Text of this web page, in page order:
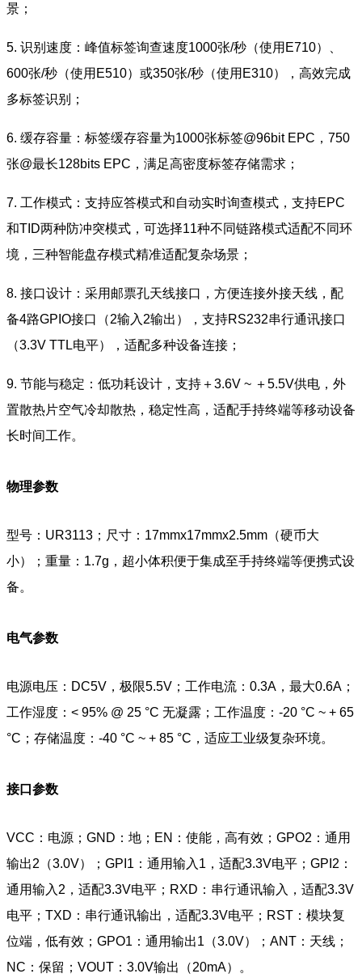
景；
5. 识别速度：峰值标签询查速度1000张/秒（使用E710）、
600张/秒（使用E510）或350张/秒（使用E310），高效完成
多标签识别；
6. 缓存容量：标签缓存容量为1000张标签@96bit EPC，750
张@最长128bits EPC，满足高密度标签存储需求；
7. 工作模式：支持应答模式和自动实时询查模式，支持EPC
和TID两种防冲突模式，可选择11种不同链路模式适配不同环
境，三种智能盘存模式精准适配复杂场景；
8. 接口设计：采用邮票孔天线接口，方便连接外接天线，配
备4路GPIO接口（2输入2输出），支持RS232串行通讯接口
（3.3V TTL电平），适配多种设备连接；
9. 节能与稳定：低功耗设计，支持＋3.6V ~ ＋5.5V供电，外
置散热片空气冷却散热，稳定性高，适配手持终端等移动设备
长时间工作。
物理参数
型号：UR3113；尺寸：17mmx17mmx2.5mm（硬币大
小）；重量：1.7g，超小体积便于集成至手持终端等便携式设
备。
电气参数
电源电压：DC5V，极限5.5V；工作电流：0.3A，最大0.6A；
工作湿度：< 95% @ 25 °C 无凝露；工作温度：-20 °C ~ + 65
°C；存储温度：-40 °C ~ + 85 °C，适应工业级复杂环境。
接口参数
VCC：电源；GND：地；EN：使能，高有效；GPO2：通用
输出2（3.0V）；GPI1：通用输入1，适配3.3V电平；GPI2：
通用输入2，适配3.3V电平；RXD：串行通讯输入，适配3.3V
电平；TXD：串行通讯输出，适配3.3V电平；RST：模块复
位端，低有效；GPO1：通用输出1（3.0V）；ANT：天线；
NC：保留；VOUT：3.0V输出（20mA）。